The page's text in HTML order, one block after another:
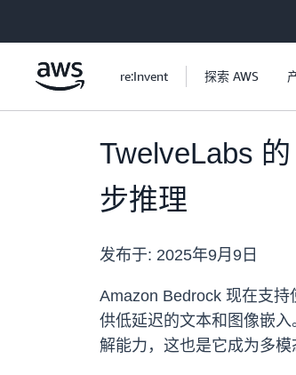
re:Invent 探索 AWS
TwelveLabs
步推理
发布于: 2025年9月9日
Amazon Bedrock 现在支
供低延迟的文本和图像嵌
解能力，这也是它成为多模